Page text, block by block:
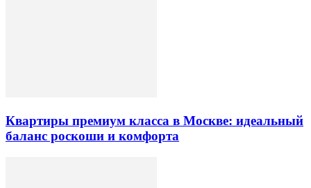
Квартиры премиум класса в Москве: идеальный
баланс роскоши и комфорта